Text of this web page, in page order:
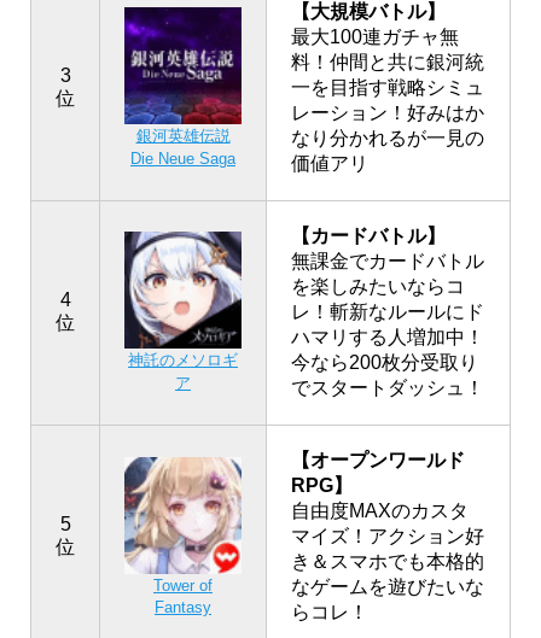
3
位
銀河英雄伝説
Die Neue Saga
【大規模バトル】
最大100連ガチャ無
料！仲間と共に銀河統
一を目指す戦略シミュ
レーション！好みはか
なり分かれるが一見の
価値アリ
4
位
神託のメソロギ
ア
【カードバトル】
無課金でカードバトル
を楽しみたいならコ
レ！斬新なルールにド
ハマリする人増加中！
今なら200枚分受取り
でスタートダッシュ！
5
位
Tower of
Fantasy
【オープンワールド
RPG】
自由度MAXのカスタ
マイズ！アクション好
き＆スマホでも本格的
なゲームを遊びたいな
らコレ！